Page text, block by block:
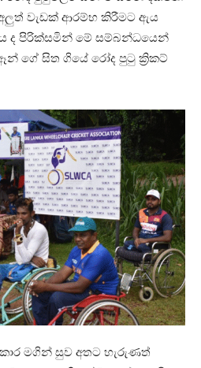
වැඩක් ආරම්භ කිරීමට ඇය
ද පිරික්සමින් මේ සම්බන්ධයෙන්
ගේ සිත ගියේ රෝද පුටු ක්‍රිකට්
මගින් සුව අතට හැරුණත්